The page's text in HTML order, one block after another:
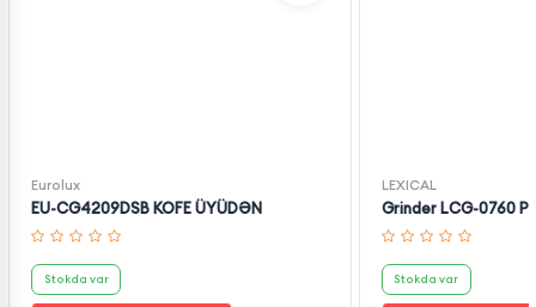
Eurolux
EU-CG4209DSB KOFE ÜYÜDƏN
Stokda var
LEXICAL
Grinder LCG-0760
Stokda var